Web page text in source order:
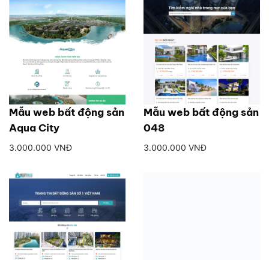
Mẫu web bất động sản
Aqua City
3.000.000 VNĐ
Mẫu web bất động sản
048
3.000.000 VNĐ